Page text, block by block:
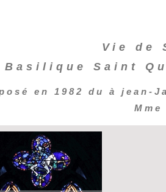
Vie de
Basilique Saint
en 1982 du à jean-